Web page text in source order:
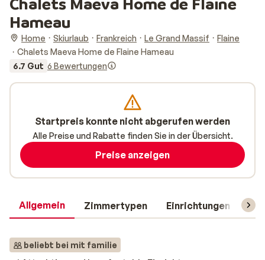
Hameau
Home Skiurlaub Frankreich Le Grand Massif
Flaine
Chalets Maeva Home de Flaine Hameau
6.7 Gut 6 Bewertungen
Allgemein Zimmertypen Einrichtungen
beliebt bei mit familie
Startpreis konnte nicht abgerufen werden
Alle Preise und Rabatte finden Sie in der Übersicht.
Preise anzeigen